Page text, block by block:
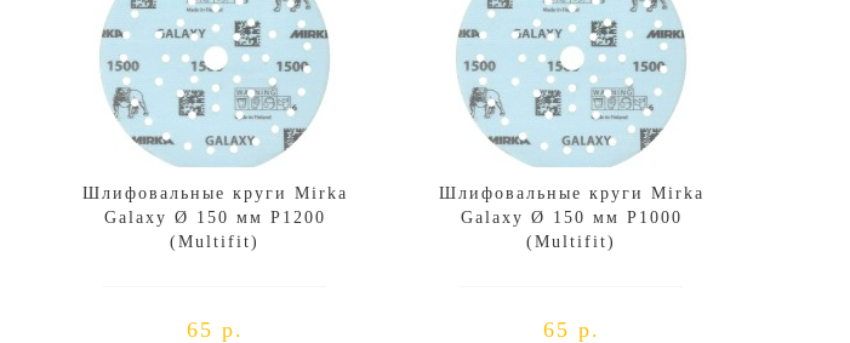
Шлифовальные круги Mirka
Galaxy Ø 150 мм P1200
(Multifit)
65 р.
Шлифовальные круги Mirka
Galaxy Ø 150 мм P1000
(Multifit)
65 р.